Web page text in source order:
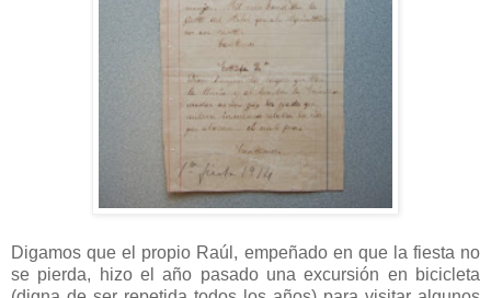
Digamos que el propio Raúl, empeñado en que la fiesta no
se pierda, hizo el año pasado una excursión en bicicleta